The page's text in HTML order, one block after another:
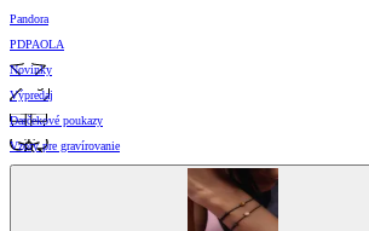
Pandora
PDPAOLA
Novinky
Výpredaj
Darčekové poukazy
Vzory pre gravírovanie